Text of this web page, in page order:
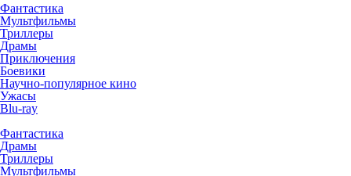
Фантастика
Мультфильмы
Триллеры
Драмы
Приключения
Боевики
Научно-популярное кино
Ужасы
Blu-ray
Фантастика
Драмы
Триллеры
Мультфильмы